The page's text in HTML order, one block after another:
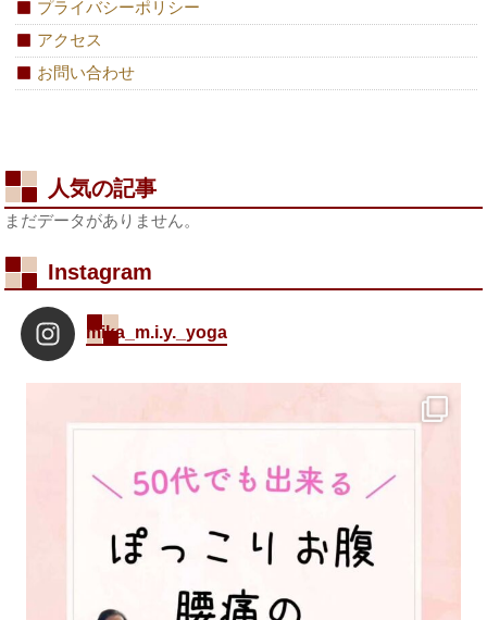
プライバシーポリシー
アクセス
お問い合わせ
人気の記事
まだデータがありません。
Instagram
mika_m.i.y._yoga